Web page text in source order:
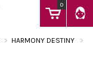
0
HARMONY DESTINY